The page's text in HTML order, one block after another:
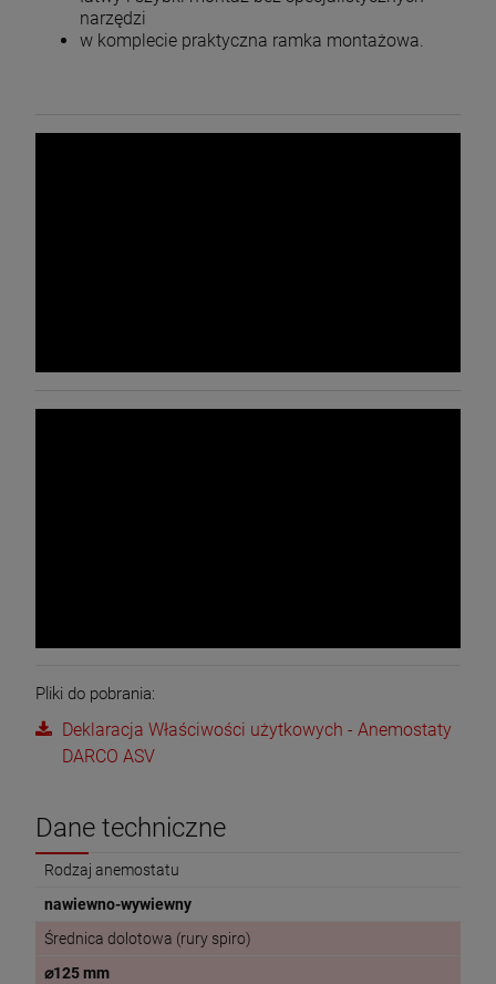
narzędzi
w komplecie praktyczna ramka montażowa.
Pliki do pobrania:
Deklaracja Właściwości użytkowych - Anemostaty
DARCO ASV
Dane techniczne
Rodzaj anemostatu
nawiewno-wywiewny
Średnica dolotowa (rury spiro)
⌀125 mm